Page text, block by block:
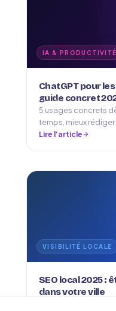
IA & PRODUCTIVITÉ
ChatGPT pour
guide concret
5 usages concrets
temps, mieux
Lire l’article
VISIBILITÉ LOCALE
SEO local 2025 :
dans votre ville